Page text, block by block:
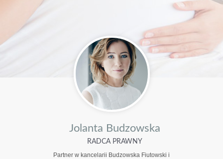
Jolanta Budzowska
RADCA PRAWNY
Partner w kancelarii Budzowska Fiutowski i